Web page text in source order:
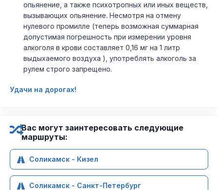
опьянение, а также психотропных или иных веществ,
вызывающих опьянение. Несмотря на отмену
нулевого промилле (теперь возможная суммарная
допустимая погрешность при измерении уровня
алкоголя в крови составляет 0,16 мг на 1 литр
выдыхаемого воздуха ), употреблять алкоголь за
рулем строго запрещено.
Удачи на дорогах!
Вас могут заинтересовать следующие
маршруты:
Соликамск - Кизел
Соликамск - Санкт-Петербург